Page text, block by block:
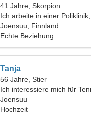
41 Jahre, Skorpion
Ich arbeite in einer
schlanke Frau
Joensuu, Finnland
Echte Beziehung
Tanja
56 Jahre, Stier
Ich interessiere mich für
Joensuu
Hochzeit